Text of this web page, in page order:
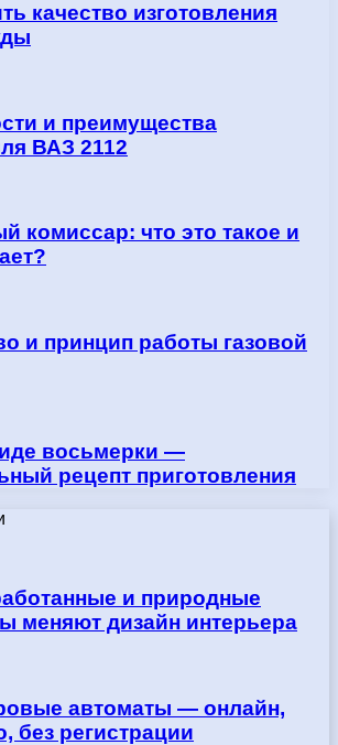
качество изготовления
и преимущества
ВАЗ 2112
комиссар: что это такое и
и принцип работы газовой
восьмерки —
рецепт приготовления
и природные
меняют дизайн интерьера
автоматы — онлайн,
без регистрации